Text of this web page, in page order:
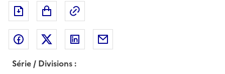
Exporter le document au format pdf
Partager sur Facebook
Partager sur Twitter
Partager sur LinkedIn
Série / Divisions :